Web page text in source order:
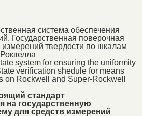
система обеспечения
Государственная поверочная
измерений твердости по шкалам
system for ensuring the uniformity
verification shedule for means
on Rockwell and Super-Rockwell
стандарт
на государственную
для средств измерений